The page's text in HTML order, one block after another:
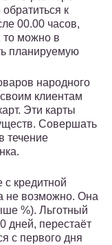
к
00.00 часов,
то можно в
планируемую
народного
клиентам
Эти карты
Совершать
течение
с кредитной
не возможно. Она
%). Льготный
дней, перестаёт
с первого дня